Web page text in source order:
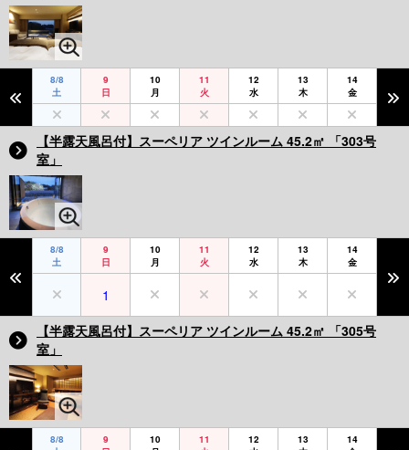
8/8
土
9
日
10
月
11
火
12
水
13
木
14
金
【半露天風呂付】スーペリア ツインルーム 45.2㎡ 「303号
室」
8/8
土
9
日
10
月
11
火
12
水
13
木
14
金
1
【半露天風呂付】スーペリア ツインルーム 45.2㎡ 「305号
室」
8/8
9
10
11
12
13
14